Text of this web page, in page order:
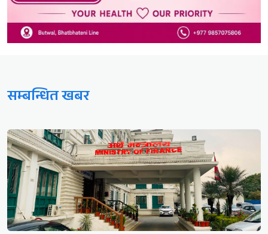
सम्बन्धित खबर